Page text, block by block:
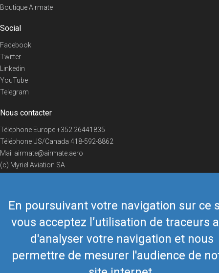
En poursuivant votre navigation sur ce
vous acceptez l’utilisation de traceurs
d'analyser votre navigation et nous
permettre de mesurer l'audience de
Boutique Airmate
Social
Facebook
Twitter
Linkedin
YouTube
Telegram
Nous contacter
Téléphone Europe+352 26441835
Téléphone US/Canada 418-592-8862
Mail airmate@airmate.aero
(c) Myriel Aviation SA
© 2019 Airmate -Conditions d'utilisation- Vie privée Back to top